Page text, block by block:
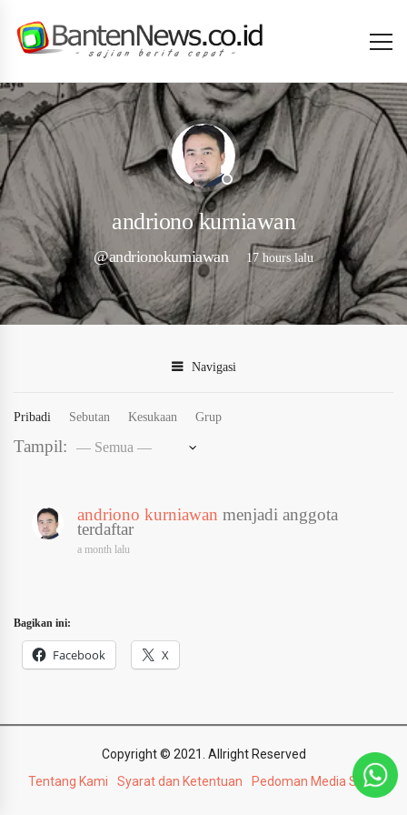
andriono kurniawan
@andrionokurniawan 17 hours lalu
Navigasi
Pribadi Sebutan Kesukaan Grup
Tampil:
andriono kurniawan menjadi anggota
terdaftar
a month lalu
Bagikan ini:
Facebook X
Copyright © 2021. Allright Reserved
Tentang Kami
Syarat dan Ketentuan Pedoman Media Siber